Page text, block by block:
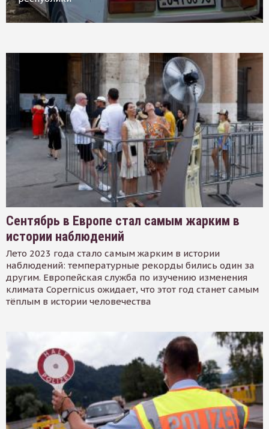
Сентябрь в Европе стал самым жарким в
истории наблюдений
Лето 2023 года стало самым жарким в истории
наблюдений: температурные рекорды бились один за
другим. Европейская служба по изучению изменения
климата Copernicus ожидает, что этот год станет самым
тёплым в истории человечества